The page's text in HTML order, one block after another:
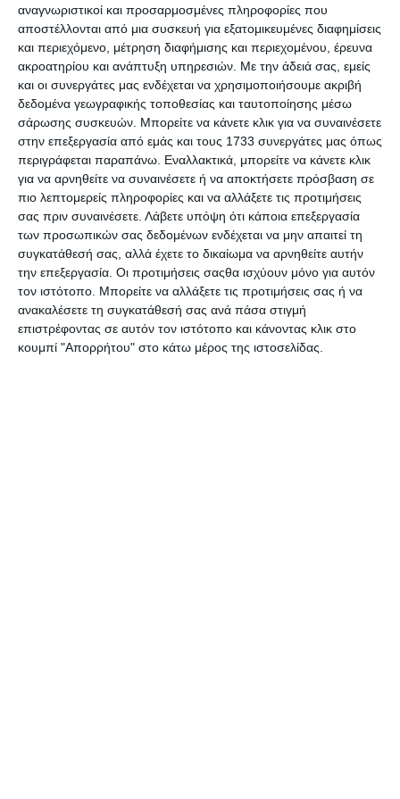
αναγνωριστικοί και προσαρμοσμένες πληροφορίες που
αποστέλλονται από μια συσκευή για εξατομικευμένες διαφημίσεις
και περιεχόμενο, μέτρηση διαφήμισης και περιεχομένου, έρευνα
ακροατηρίου και ανάπτυξη υπηρεσιών. Με την άδειά σας, εμείς
και οι συνεργάτες μας ενδέχεται να χρησιμοποιήσουμε ακριβή
δεδομένα γεωγραφικής τοποθεσίας και ταυτοποίησης μέσω
σάρωσης συσκευών. Μπορείτε να κάνετε κλικ για να συναινέσετε
στην επεξεργασία από εμάς και τους 1733 συνεργάτες μας όπως
περιγράφεται παραπάνω. Εναλλακτικά, μπορείτε να κάνετε κλικ
για να αρνηθείτε να συναινέσετε ή να αποκτήσετε πρόσβαση σε
πιο λεπτομερείς πληροφορίες και να αλλάξετε τις προτιμήσεις
σας πριν συναινέσετε. Λάβετε υπόψη ότι κάποια επεξεργασία
των προσωπικών σας δεδομένων ενδέχεται να μην απαιτεί τη
συγκατάθεσή σας, αλλά έχετε το δικαίωμα να αρνηθείτε αυτήν
την επεξεργασία. Οι προτιμήσεις σαςθα ισχύουν μόνο για αυτόν
τον ιστότοπο. Μπορείτε να αλλάξετε τις προτιμήσεις σας ή να
ανακαλέσετε τη συγκατάθεσή σας ανά πάσα στιγμή
επιστρέφοντας σε αυτόν τον ιστότοπο και κάνοντας κλικ στο
κουμπί "Απορρήτου" στο κάτω μέρος της ιστοσελίδας.
4 Απριλίου 2025
Τεχνική Υποστήριξη WordPress: Είσαι
δυσαρεστημένος ;
3 Απριλίου 2025
Όταν Μπορείς, Κάνεις. Αν Δεν Μπορείς,
Διδάσκεις …